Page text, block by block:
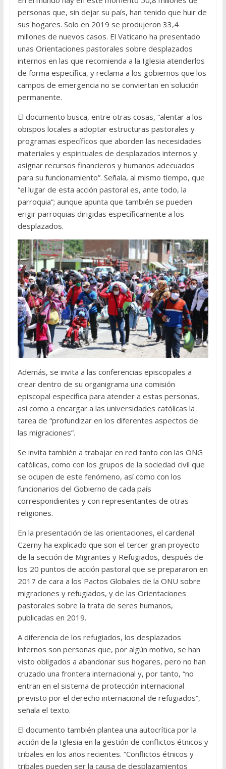
personas que, sin dejar su país, han tenido que huir de
sus hogares. Solo en 2019 se produjeron 33,4
millones de nuevos casos. El Vaticano ha presentado
unas Orientaciones pastorales sobre desplazados
internos en las que recomienda a la Iglesia atenderlos
de forma específica, y reclama a los gobiernos que los
campos de emergencia no se conviertan en solución
permanente.
El documento busca, entre otras cosas, “alentar a los
obispos locales a adoptar estructuras pastorales y
programas específicos que aborden las necesidades
materiales y espirituales de desplazados internos y
asignar recursos financieros y humanos adecuados
para su funcionamiento”. Señala, al mismo tiempo, que
“el lugar de esta acción pastoral es, ante todo, la
parroquia”; aunque apunta que también se pueden
erigir parroquias dirigidas específicamente a los
desplazados.
Además, se invita a las conferencias episcopales a
crear dentro de su organigrama una comisión
episcopal específica para atender a estas personas,
así como a encargar a las universidades católicas la
tarea de “profundizar en los diferentes aspectos de
las migraciones”.
Se invita también a trabajar en red tanto con las ONG
católicas, como con los grupos de la sociedad civil que
se ocupen de este fenómeno, así como con los
funcionarios del Gobierno de cada país
correspondientes y con representantes de otras
religiones.
En la presentación de las orientaciones, el cardenal
Czerny ha explicado que son el tercer gran proyecto
de la sección de Migrantes y Refugiados, después de
los 20 puntos de acción pastoral que se prepararon en
2017 de cara a los Pactos Globales de la ONU sobre
migraciones y refugiados, y de las Orientaciones
pastorales sobre la trata de seres humanos,
publicadas en 2019.
A diferencia de los refugiados, los desplazados
internos son personas que, por algún motivo, se han
visto obligados a abandonar sus hogares, pero no han
cruzado una frontera internacional y, por tanto, “no
entran en el sistema de protección internacional
previsto por el derecho internacional de refugiados”,
señala el texto.
El documento también plantea una autocrítica por la
acción de la Iglesia en la gestión de conflictos étnicos y
tribales en los años recientes. “Conflictos étnicos y
tribales pueden ser la causa de desplazamientos